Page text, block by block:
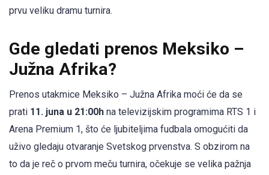
prvu veliku dramu turnira.
Gde gledati prenos Meksiko –
Južna Afrika?
Prenos utakmice Meksiko – Južna Afrika moći će da se
prati 11. juna u 21:00h na televizijskim programima RTS 1 i
Arena Premium 1, što će ljubiteljima fudbala omogućiti da
uživo gledaju otvaranje Svetskog prvenstva. S obzirom na
to da je reč o prvom meču turnira, očekuje se velika pažnja